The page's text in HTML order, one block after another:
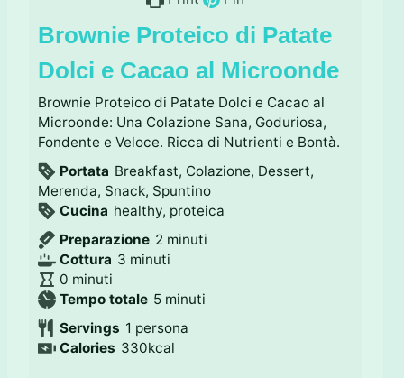
Brownie Proteico di Patate
Dolci e Cacao al Microonde
Brownie Proteico di Patate Dolci e Cacao al
Microonde: Una Colazione Sana, Goduriosa,
Fondente e Veloce. Ricca di Nutrienti e Bontà.
Portata Breakfast, Colazione, Dessert,
Merenda, Snack, Spuntino
Cucina healthy, proteica
Preparazione 2m
i
u
i
minuti
Cottura 3m
n
u
t
i
minuti
0m
i
u
t
minuti
Tempo totale 5m
n
u
minuti
Servings 1 persona
Calories 330kcal